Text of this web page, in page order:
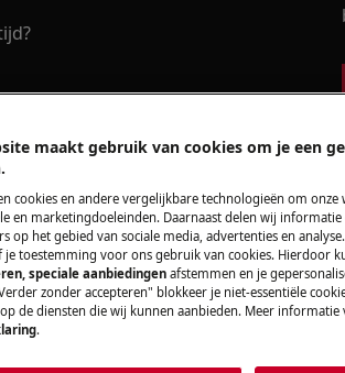
dag tijd worden ingesteld, zodat
het stopcontact te halen
maakt gebruik van cookies om je een
cookies en andere vergelijkbare technologieën om
en marketingdoeleinden. Daarnaast delen wij
op het gebied van sociale media, advertenties en
je toestemming voor ons gebruik van cookies. Hierdoor
speciale aanbiedingen afstemmen en je
zonder accepteren" blokkeer je niet-essentiële
de diensten die wij kunnen aanbieden. Meer informatie
.